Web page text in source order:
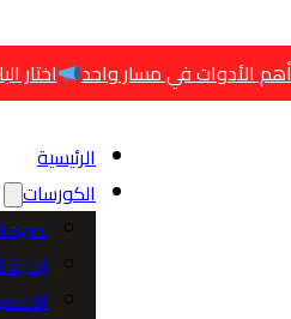
واحد اختار الباكدج الأنسب
الرئيسية
الكورسات